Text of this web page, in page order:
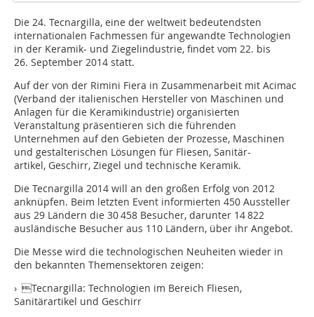
Die 24. Tecnargilla, eine der weltweit bedeutendsten
internationalen Fachmessen für angewandte Technologien
in der Keramik- und Ziegelindustrie, findet vom 22. bis
26. September 2014 statt.
Auf der von der Rimini Fiera in Zusammenarbeit mit Acimac
(Verband der italienischen Hersteller von Maschinen und
Anlagen für die Keramikindustrie) organisierten
Veranstaltung präsentieren sich die führenden
Unternehmen auf den Gebieten der Prozesse, Maschinen
und gestalterischen Lösungen für Fliesen, Sanitär-
artikel, Geschirr, Ziegel und technische Keramik.
Die Tecnargilla 2014 will an den großen Erfolg von 2012
anknüpfen. Beim letzten Event informierten 450 Aussteller
aus 29 Ländern die 30 458 Besucher, darunter 14 822
ausländische Besucher aus 110 Ländern, über ihr Angebot.
Die Messe wird die technologischen Neuheiten wieder in
den bekannten Themensektoren zeigen:
› Tecnargilla: Technologien im Bereich Fliesen,
Sanitärartikel und Geschirr